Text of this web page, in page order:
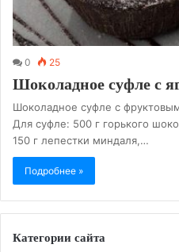
0 25
Шоколадное суфле с
Шоколадное суфле с
Для суфле: 500 г горького
150 г лепестки миндаля,…
Подробнее »
Категории сайта